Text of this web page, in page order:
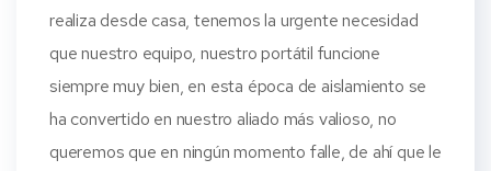
realiza desde casa, tenemos la urgente necesidad
que nuestro equipo, nuestro portátil funcione
siempre muy bien, en esta época de aislamiento se
ha convertido en nuestro aliado más valioso, no
queremos que en ningún momento falle, de ahí que le